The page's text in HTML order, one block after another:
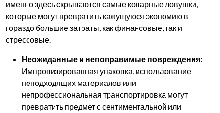
именно здесь скрываются самые коварные ловушки,
которые могут превратить кажущуюся экономию в
гораздо большие затраты, как финансовые, так и
стрессовые.
Неожиданные и непоправимые повреждения:
Импровизированная упаковка, использование
неподходящих материалов или
непрофессиональная транспортировка могут
превратить предмет с сентиментальной или